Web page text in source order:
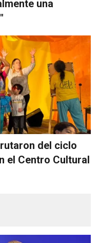
una
del ciclo
el Centro Cultural